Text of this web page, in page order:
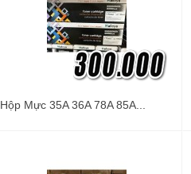
Hộp Mực 35A 36A 78A 85A...